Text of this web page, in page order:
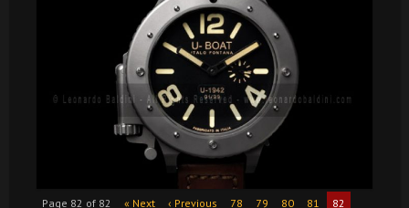
Page 82 of 82 « Next ‹ Previous 78 79 80 81 82